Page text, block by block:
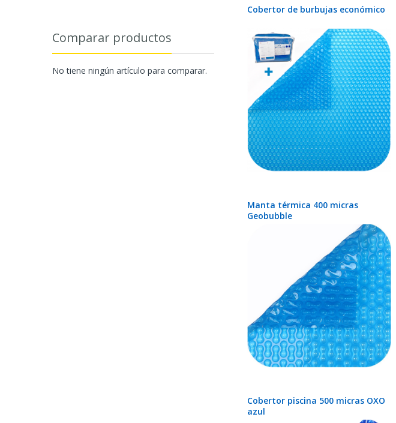
Cobertor de burbujas económico
Manta térmica 400 micras
Geobubble
Cobertor piscina 500 micras OXO
azul
Comparar productos
No tiene ningún artículo para comparar.